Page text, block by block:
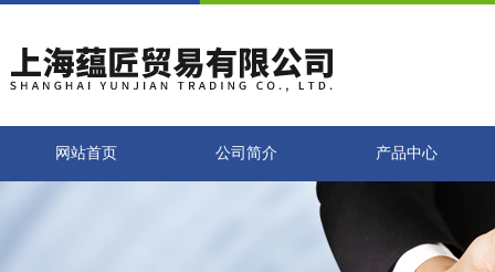
网站首页 公司简介 产品中心